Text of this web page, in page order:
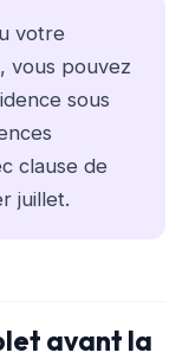
votre
vous pouvez
sous
clause de
juillet.
avant la